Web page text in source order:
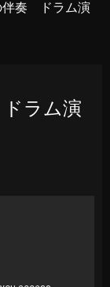
伴奏 ドラム演
ラム演